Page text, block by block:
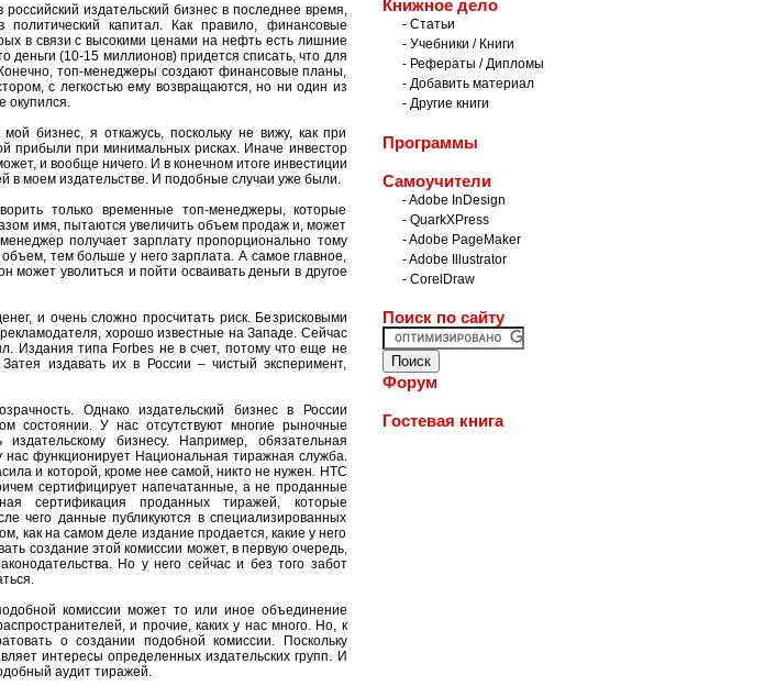
издательский бизнес в последнее время,
капитал. Как правило, финансовые
в связи с высокими ценами на нефть есть лишние
деньги (10-15 миллионов) придется списать, что для
топ-менеджеры создают финансовые планы,
с легкостью ему возвращаются, но ни один из
окупился.
бизнес, я откажусь, поскольку не вижу, как при
прибыли при минимальных рисках. Иначе инвестор
и вообще ничего. И в конечном итоге инвестиции
в моем издательстве. И подобные случаи уже были.
только временные топ-менеджеры, которые
имя, пытаются увеличить объем продаж и, может
получает зарплату пропорционально тому
тем больше у него зарплата. А самое главное,
может уволиться и пойти осваивать деньги в другое
и очень сложно просчитать риск. Безрисковыми
хорошо известные на Западе. Сейчас
Издания типа Forbes не в счет, потому что еще не
издавать их в России – чистый эксперимент,
Однако издательский бизнес в России
состоянии. У нас отсутствуют многие рыночные
бизнесу. Например, обязательная
функционирует Национальная тиражная служба.
и которой, кроме нее самой, никто не нужен. НТС
сертифицирует напечатанные, а не проданные
сертификация проданных тиражей, которые
чего данные публикуются в специализированных
как на самом деле издание продается, какие у него
создание этой комиссии может, в первую очередь,
Но у него сейчас и без того забот
комиссии может то или иное объединение
и прочие, каких у нас много. Но, к
о создании подобной комиссии. Поскольку
интересы определенных издательских групп. И
аудит тиражей.
Книжное дело
- Статьи
- Учебники / Книги
- Рефераты / Дипломы
- Добавить материал
- Другие книги
Программы
Самоучители
- Adobe InDesign
- QuarkXPress
- Adobe PageMaker
- Adobe Illustrator
- CorelDraw
Поиск по сайту
Форум
Гостевая книга